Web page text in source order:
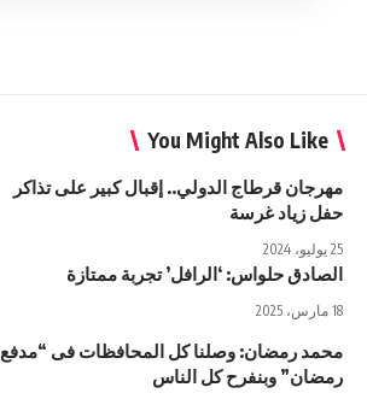
You Might Also Like
مهرجان قرطاج الدولي.. إقبال كبير على تذاكر
حفل زياد غرسة
25 يوليو، 2024
الصادق حلواس: ‘الرافل’ تجربة ممتازة
18 مارس، 2025
محمد رمضان: وصلنا كل المحافظات فى “مدفع
رمضان” وبنفرح كل الناس